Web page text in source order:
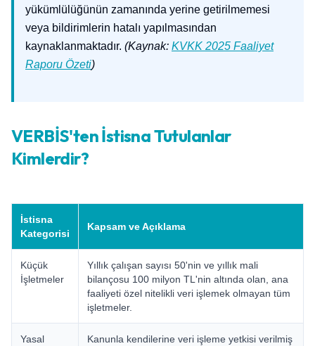
yükümlülüğünün zamanında yerine getirilmemesi
veya bildirimlerin hatalı yapılmasından
kaynaklanmaktadır. (Kaynak: KVKK 2025 Faaliyet
Raporu Özeti)
VERBİS'ten İstisna Tutulanlar
Kimlerdir?
İstisna
Kategorisi
Kapsam ve Açıklama
Küçük
İşletmeler
Yıllık çalışan sayısı 50'nin ve yıllık mali
bilançosu 100 milyon TL'nin altında olan, ana
faaliyeti özel nitelikli veri işlemek olmayan tüm
işletmeler.
Yasal
Kanunla kendilerine veri işleme yetkisi verilmiş